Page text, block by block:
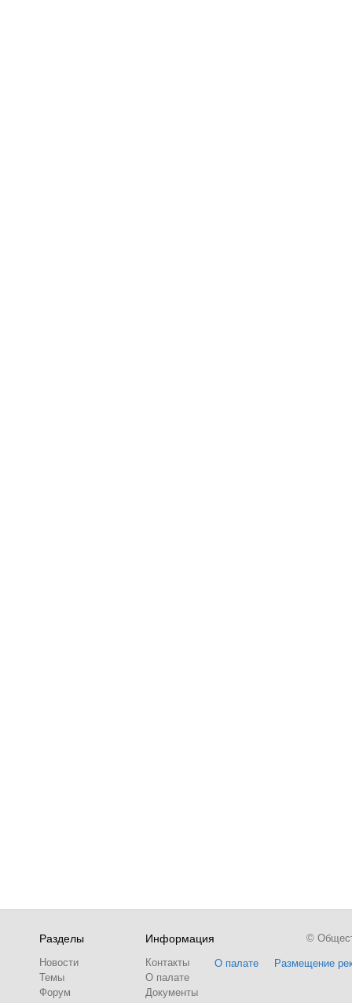
Разделы
Новости
Темы
Форум
Информация
Контакты
О палате
Документы
О палате Размещение
©